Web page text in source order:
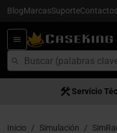
BlogMarcasSuporte
Servício
Inicio Simulación